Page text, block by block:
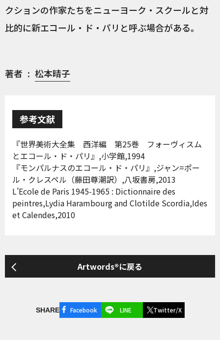
クションの作家たちをニューヨーク・スクールと対
比的に新エコール・ド・パリと呼ぶ場合がある。
著者 松本晴子
参考文献
『世界美術大全集 西洋編 第25巻 フォーヴィスム
とエコール・ド・パリ』,小学館,1994
『モンパルナスのエコール・ド・パリ』,ジャン=ポー
ル・クレスペル（藤田尊潮訳）,八坂書房,2013
L’Ecole de Paris 1945-1965 : Dictionnaire des
peintres,Lydia Harambourg and Clotilde Scordia,Ides
et Calendes,2010
Artwords®に戻る
SHARE Facebook LINE Twitter/X